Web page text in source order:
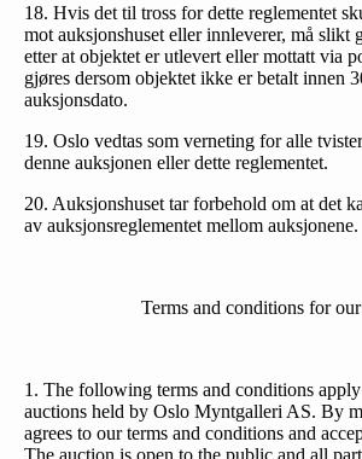
18. Hvis det til tross for dette reglementet
mot auksjonshuset eller innleverer, må slikt
etter at objektet er utlevert eller mottatt via
gjøres dersom objektet ikke er betalt innen
auksjonsdato.
19. Oslo vedtas som verneting for alle
denne auksjonen eller dette reglementet.
20. Auksjonshuset tar forbehold om at det
av auksjonsreglementet mellom auksjonene.
Terms and conditions for
1. The following terms and conditions
auctions held by Oslo Myntgalleri AS. By
agrees to our terms and conditions and
The auction is open to the public and all